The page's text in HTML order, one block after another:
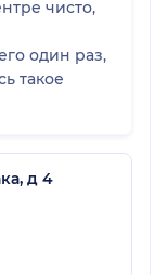
чисто,
один раз,
такое
д 4